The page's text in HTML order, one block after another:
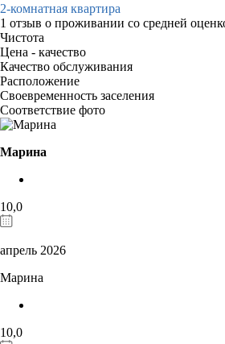
2-комнатная квартира
1 отзыв о проживании со средней
Чистота
Цена - качество
Качество обслуживания
Расположение
Своевременность заселения
Соответствие фото
Марина
10,0
апрель 2026
Марина
10,0